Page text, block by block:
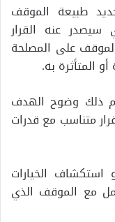
طبيعة الموقف
سيصدر عنه القرار
على المصلحة
المتأثرة به.
ذلك وضوح الهدف
متناسب مع قدرات
استكشاف الخيارات
مع الموقف الذي